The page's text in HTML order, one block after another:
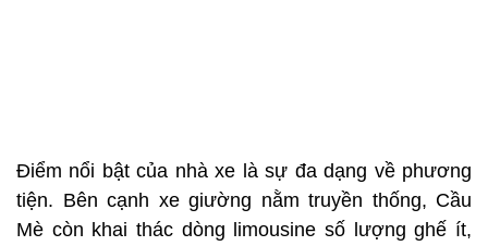
Điểm nổi bật của nhà xe là sự đa dạng về phương
tiện. Bên cạnh xe giường nằm truyền thống, Cầu
Mè còn khai thác dòng limousine số lượng ghế ít,